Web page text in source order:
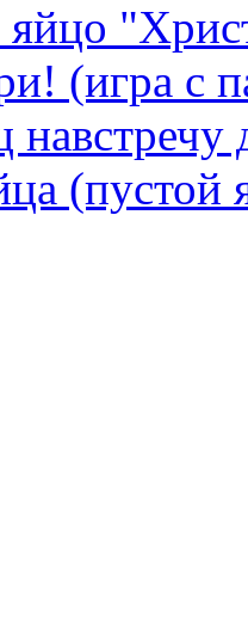
яйцо
(игра с
навстречу
(пустой